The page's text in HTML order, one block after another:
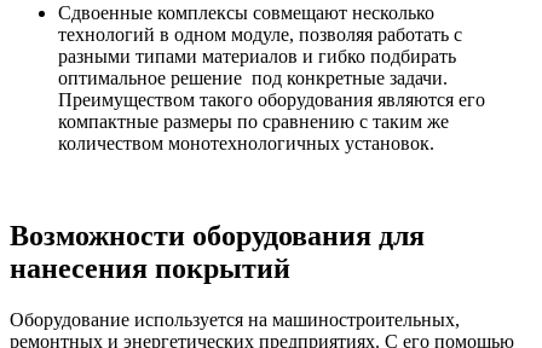
Сдвоенные комплексы совмещают несколько
технологий в одном модуле, позволяя работать с
разными типами материалов и гибко подбирать
оптимальное решение под конкретные задачи.
Преимуществом такого оборудования являются его
компактные размеры по сравнению с таким же
количеством монотехнологичных установок.
Возможности оборудования для
нанесения покрытий
Оборудование используется на машиностроительных,
ремонтных и энергетических предприятиях. С его помощью